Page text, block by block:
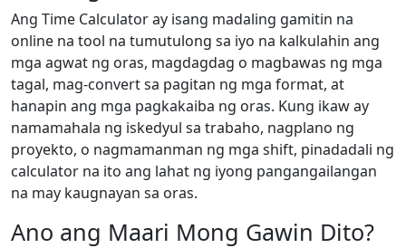
Ang Time Calculator ay isang madaling gamitin na
online na tool na tumutulong sa iyo na kalkulahin ang
mga agwat ng oras, magdagdag o magbawas ng mga
tagal, mag-convert sa pagitan ng mga format, at
hanapin ang mga pagkakaiba ng oras. Kung ikaw ay
namamahala ng iskedyul sa trabaho, nagplano ng
proyekto, o nagmamanman ng mga shift, pinadadali ng
calculator na ito ang lahat ng iyong pangangailangan
na may kaugnayan sa oras.
Ano ang Maari Mong Gawin Dito?